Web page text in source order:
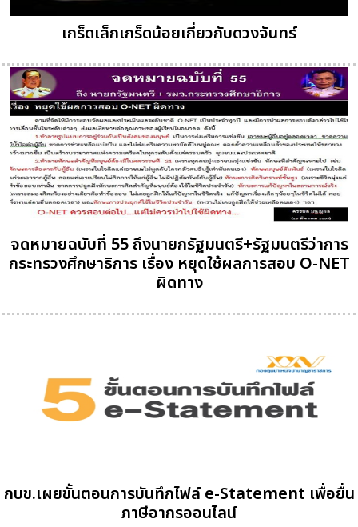
เกร็ดเล็กเกร็ดน้อยเกี่ยวกับดวงจันทร์
จดหมายฉบับที่ 55 ถึงนายกรัฐมนตรี+รัฐมนตรีว่าการ
กระทรวงศึกษาธิการ เรื่อง หยุดใช้ผลการสอบ O-NET
ผิดทาง
กบข.เผยขั้นตอนการบันทึกไฟล์ e-Statement เพื่อยื่น
ภาษีอากรออนไลน์